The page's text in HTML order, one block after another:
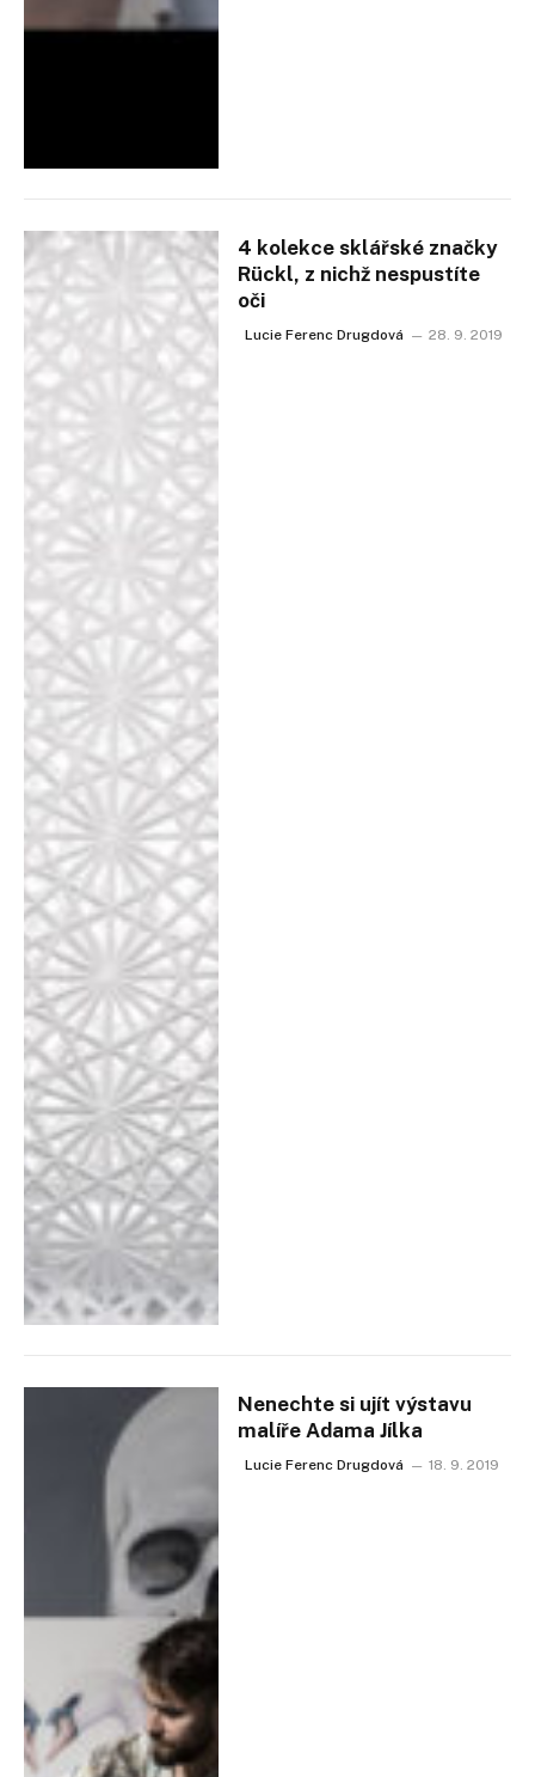
4 kolekce sklářské značky
Rückl, z nichž nespustíte
oči
Lucie Ferenc Drugdová 28. 9. 2019
Nenechte si ujít výstavu
malíře Adama Jílka
Lucie Ferenc Drugdová 18. 9. 2019